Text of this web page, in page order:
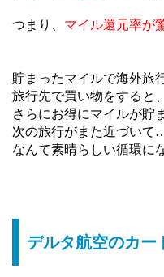
つまり、 マイル還元率が
貯まったマイルで海外旅
旅行先で買い物をすると、
さらにお得にマイルが貯
次の旅行がまた近づいて
なんて素晴らしい循環に
デルタ航空のカー